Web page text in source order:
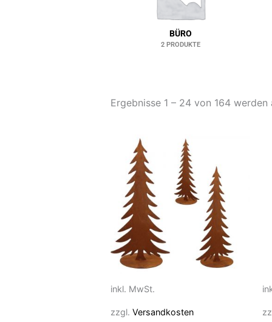
BÜRO
2 PRODUKTE
Ergebnisse 1 – 24 von 164 werden
inkl. MwSt.
zzgl. Versandkosten
Dieses
Produkt
weist
mehrere
Varianten
auf.
Die
Optionen
können
auf
Produktseite